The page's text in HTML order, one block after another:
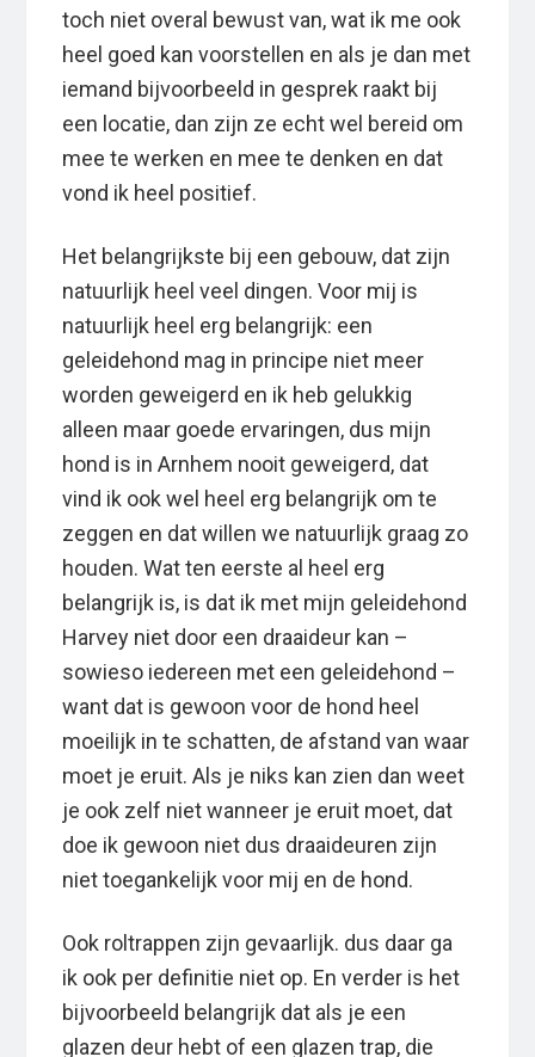
toch niet overal bewust van, wat ik me ook
heel goed kan voorstellen en als je dan met
iemand bijvoorbeeld in gesprek raakt bij
een locatie, dan zijn ze echt wel bereid om
mee te werken en mee te denken en dat
vond ik heel positief.
Het belangrijkste bij een gebouw, dat zijn
natuurlijk heel veel dingen. Voor mij is
natuurlijk heel erg belangrijk: een
geleidehond mag in principe niet meer
worden geweigerd en ik heb gelukkig
alleen maar goede ervaringen, dus mijn
hond is in Arnhem nooit geweigerd, dat
vind ik ook wel heel erg belangrijk om te
zeggen en dat willen we natuurlijk graag zo
houden. Wat ten eerste al heel erg
belangrijk is, is dat ik met mijn geleidehond
Harvey niet door een draaideur kan –
sowieso iedereen met een geleidehond –
want dat is gewoon voor de hond heel
moeilijk in te schatten, de afstand van waar
moet je eruit. Als je niks kan zien dan weet
je ook zelf niet wanneer je eruit moet, dat
doe ik gewoon niet dus draaideuren zijn
niet toegankelijk voor mij en de hond.
Ook roltrappen zijn gevaarlijk. dus daar ga
ik ook per definitie niet op. En verder is het
bijvoorbeeld belangrijk dat als je een
glazen deur hebt of een glazen trap, die